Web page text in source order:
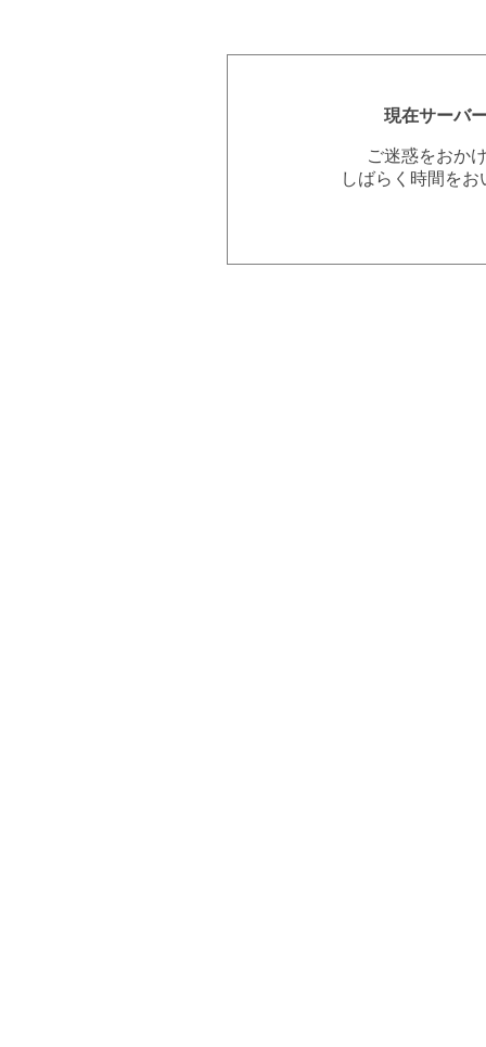
現在サーバ
ご迷惑をおか
しばらく時間を